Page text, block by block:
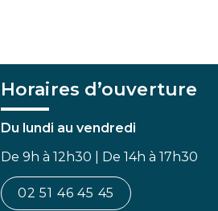
Horaires d’ouverture
Du lundi au vendredi
De 9h à 12h30 | De 14h à 17h30
02 51 46 45 45